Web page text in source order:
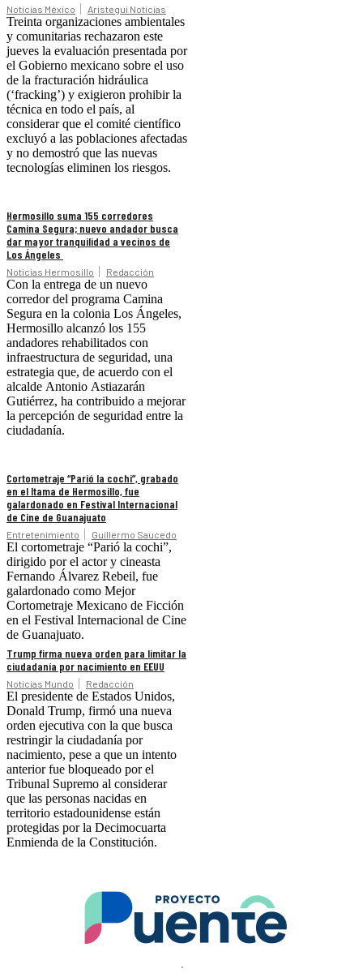
Noticias México Aristegui Noticias
Treinta organizaciones ambientales
y comunitarias rechazaron este
jueves la evaluación presentada por
el Gobierno mexicano sobre el uso
de la fracturación hidráulica
(‘fracking’) y exigieron prohibir la
técnica en todo el país, al
considerar que el comité científico
excluyó a las poblaciones afectadas
y no demostró que las nuevas
tecnologías eliminen los riesgos.
Hermosillo suma 155 corredores
Camina Segura; nuevo andador busca
dar mayor tranquilidad a vecinos de
Los Ángeles
Noticias Hermosillo Redacción
Con la entrega de un nuevo
corredor del programa Camina
Segura en la colonia Los Ángeles,
Hermosillo alcanzó los 155
andadores rehabilitados con
infraestructura de seguridad, una
estrategia que, de acuerdo con el
alcalde Antonio Astiazarán
Gutiérrez, ha contribuido a mejorar
la percepción de seguridad entre la
ciudadanía.
Cortometraje “Parió la cochi”, grabado
en el Itama de Hermosillo, fue
galardonado en Festival Internacional
de Cine de Guanajuato
Entretenimiento Guillermo Saucedo
El cortometraje “Parió la cochi”,
dirigido por el actor y cineasta
Fernando Álvarez Rebeil, fue
galardonado como Mejor
Cortometraje Mexicano de Ficción
en el Festival Internacional de Cine
de Guanajuato.
Trump firma nueva orden para limitar la
ciudadanía por nacimiento en EEUU
Noticias Mundo Redacción
El presidente de Estados Unidos,
Donald Trump, firmó una nueva
orden ejecutiva con la que busca
restringir la ciudadanía por
nacimiento, pese a que un intento
anterior fue bloqueado por el
Tribunal Supremo al considerar
que las personas nacidas en
territorio estadounidense están
protegidas por la Decimocuarta
Enmienda de la Constitución.
.